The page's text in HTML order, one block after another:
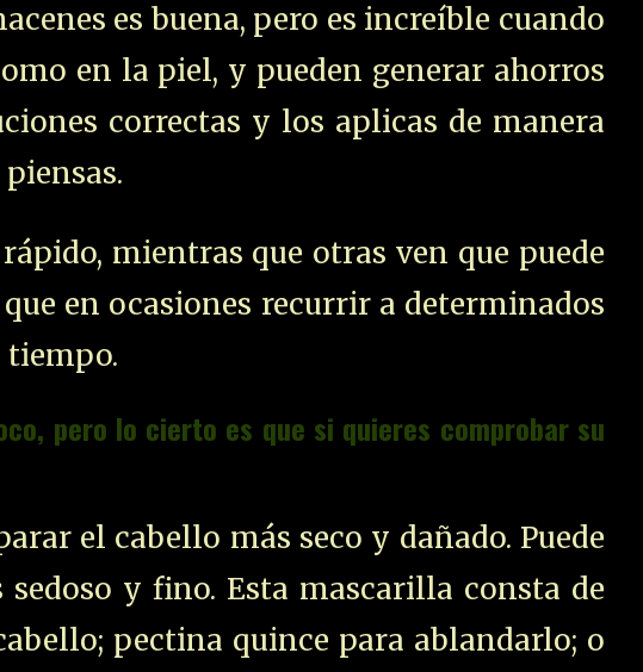
es buena, pero es increíble cuando
en la piel, y pueden generar ahorros
correctas y los aplicas de manera
mientras que otras ven que puede
en ocasiones recurrir a determinados
tiempo.
pero lo cierto es que si quieres comprobar su
el cabello más seco y dañado. Puede
y fino. Esta mascarilla consta de
pectina quince para ablandarlo; o